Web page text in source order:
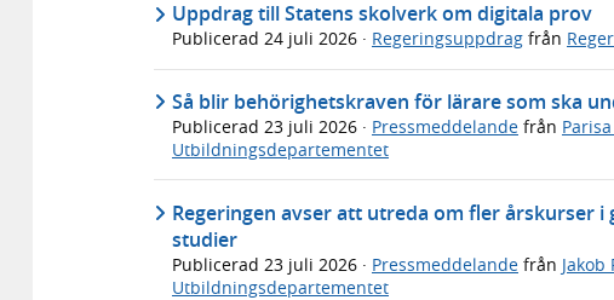
Uppdrag till Statens skolverk om digitala prov
Publicerad 24 juli 2026 · Regeringsuppdrag från
Så blir behörighetskraven för lärare som ska
Publicerad 23 juli 2026 · Pressmeddelande från
Utbildningsdepartementet
Regeringen avser att utreda om fler årskurser
studier
Publicerad 23 juli 2026 · Pressmeddelande från Jakob
Utbildningsdepartementet